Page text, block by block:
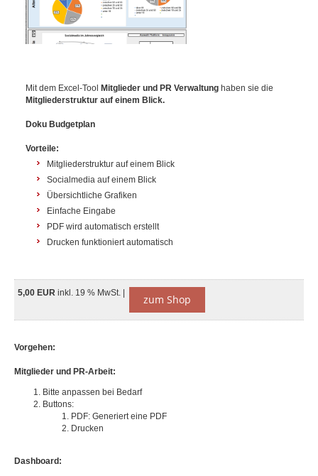
Mit dem Excel-Tool Mitglieder und PR Verwaltung haben sie die
Mitgliederstruktur auf einem Blick.
Doku Budgetplan
Vorteile:
Mitgliederstruktur auf einem Blick
Socialmedia auf einem Blick
Übersichtliche Grafiken
Einfache Eingabe
PDF wird automatisch erstellt
Drucken funktioniert automatisch
5,00 EUR inkl. 19 % MwSt. | zum Shop
Vorgehen:
Mitglieder und PR-Arbeit:
Bitte anpassen bei Bedarf
Buttons:
PDF: Generiert eine PDF
Drucken
Dashboard: